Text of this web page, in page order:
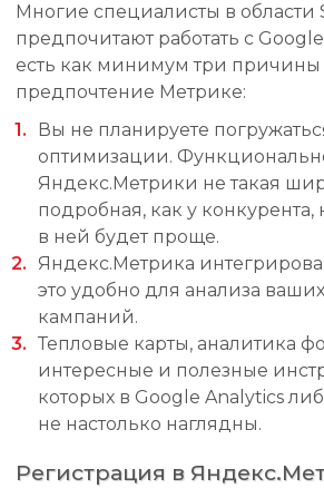
Многие специалисты в области
предпочитают работать с
есть как минимум три причины
предпочтение Метрике:
Вы не планируете
оптимизации.
Яндекс.Метрики не такая
подробная, как у конкурента,
в ней будет проще.
Яндекс.Метрика
это удобно для анализа
кампаний.
Тепловые карты, аналитика
интересные и полезные
которых в Google Analytics
не настолько наглядны.
Регистрация в